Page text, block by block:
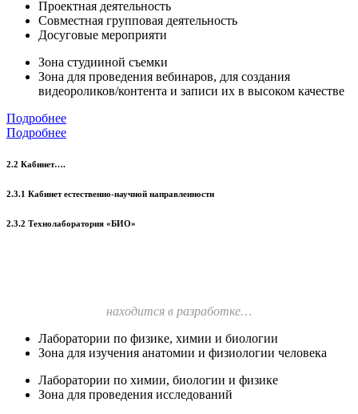
Проектная деятельность
Совместная групповая деятельность
Досуговые мероприяти
Зона студииной съемки
Зона для проведения вебинаров, для создания
видеороликов/контента и записи их в высоком качестве
Подробнее
Подробнее
2.2 Кабинет….
2.3.1 Кабинет естественно-научной направленности
2.3.2 Технолаборатория «БИО»
находится в разработке…
Лаборатории по физике, химии и биологии
Зона для изучения анатомии и физиологии человека
Лаборатории по химии, биологии и физике
Зона для проведения исследований